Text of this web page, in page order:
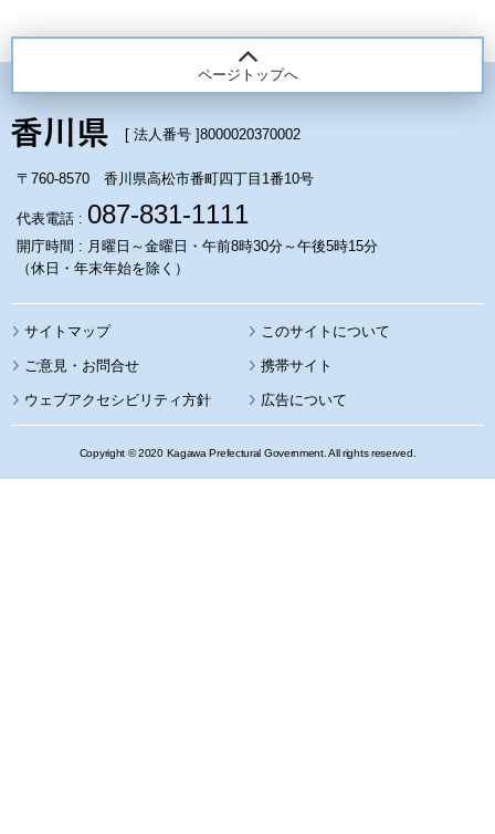
ページトップへ
[ 法人番号 ]8000020370002
〒760-8570 香川県高松市番町四丁目1番10号
代表電話 : 087-831-1111
開庁時間 : 月曜日～金曜日・午前8時30分～午後5時15分
（休日・年末年始を除く）
サイトマップ このサイトについて
携帯サイト
ウェブアクセシビリティ方針 広告について
Copyright © 2020 Kagawa Prefectural Government. All rights reserved.